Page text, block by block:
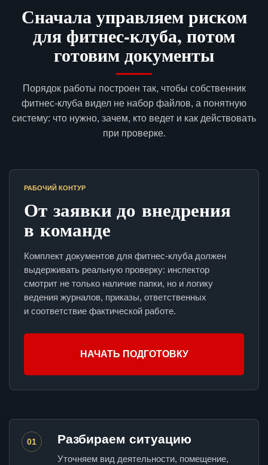
Сначала управляем риском
для фитнес-клуба, потом
готовим документы
Порядок работы построен так, чтобы собственник
фитнес-клуба видел не набор файлов, а понятную
систему: что нужно, зачем, кто ведет и как действовать
при проверке.
РАБОЧИЙ КОНТУР
От заявки до внедрения
в команде
Комплект документов для фитнес-клуба должен
выдерживать реальную проверку: инспектор
смотрит не только наличие папки, но и логику
ведения журналов, приказы, ответственных
и соответствие фактической работе.
НАЧАТЬ ПОДГОТОВКУ
01 Разбираем ситуацию
Уточняем вид деятельности, помещение,